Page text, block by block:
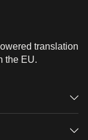
translation
the EU.